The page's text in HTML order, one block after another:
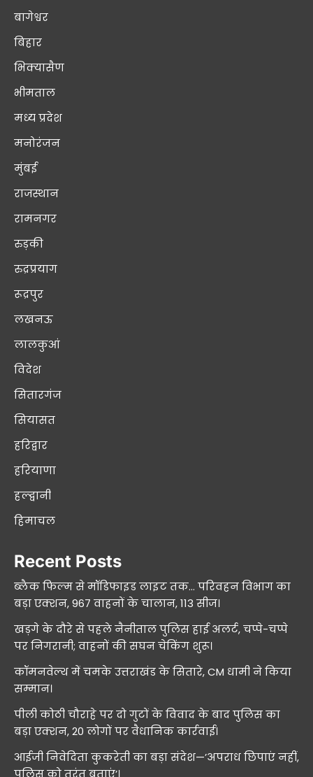
बागेश्वर
बिहार
भिक्यासैण
भीमताल
मध्य प्रदेश
मनोरंजन
मुंबई
राजस्थान
रामनगर
रुड़की
रुद्रप्रयाग
रूद्रपुर
लखनऊ
लालकुआं
विदेश
सितारगंज
सियासत
हरिद्वार
हरियाणा
हल्द्वानी
हिमाचल
Recent Posts
ब्लैक फिल्म से मॉडिफाइड लाइट तक… परिवहन विभाग का
बड़ा एक्शन, 967 वाहनों के चालान, 113 सीज।
खड़गे के दौरे से पहले नैनीताल पुलिस हाई अलर्ट, चप्पे-चप्पे
पर निगरानी; वाहनों की सघन चेकिंग शुरू।
कॉमनवेल्थ में चमके उत्तराखंड के सितारे, CM धामी ने किया
सम्मान।
पीली कोठी चौराहे पर दो गुटों के विवाद के बाद पुलिस का
बड़ा एक्शन, 20 लोगों पर वैधानिक कार्रवाई।
आईजी निवेदिता कुकरेती का बड़ा संदेश—’अपराध छिपाएं नहीं,
पुलिस को तुरंत बताएं’।